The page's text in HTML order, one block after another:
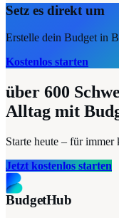
Setz es direkt um
Erstelle dein Budget in
Kostenlos starten
über 600
Alltag mit
Starte heute – für
Jetzt kostenlos starten
BudgetHub